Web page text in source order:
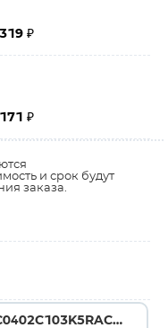
319 ₽
171 ₽
и срок будут
заказа.
C0402C103K5RAC7411 →